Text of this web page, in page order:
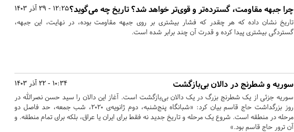
12:25 - 29 آذر 1403چرا جبهه مقاومت، گسترده‌تر و قوی‌تر خواهد شد؟ تاریخ چه می‌گوید؟
تاریخ نشان داده که هر چقدر که فشار بیشتری بر روی جبهه مقاومت بوده، در نهایت، این جبهه،
گستردگی بیشتری پیدا کرده و قدرت آن چند برابر شده است.
10:34 - 22 آذر 1403 سوریه و شطرنج‌ در دالان بی‌بازگشت
سوریه جزئی از یک شطرنج بزرگ در یک دالان بی‌بازگشت است. آغاز این دالان را سید حسن نصرالله در
روز بزرگداشت حاج قاسم بیان کرد: «شبانگاه پنج‌شنبه، دوم ژانویه‌ی ۲۰۲۰، شب جمعه، حد فاصل دو
مرحله در منطقه است. شروع یک مرحله و تاریخ جدید نه فقط برای ایران یا عراق، بلکه برای تمام منطقه. و
آن ترور حاج قاسم بود.»